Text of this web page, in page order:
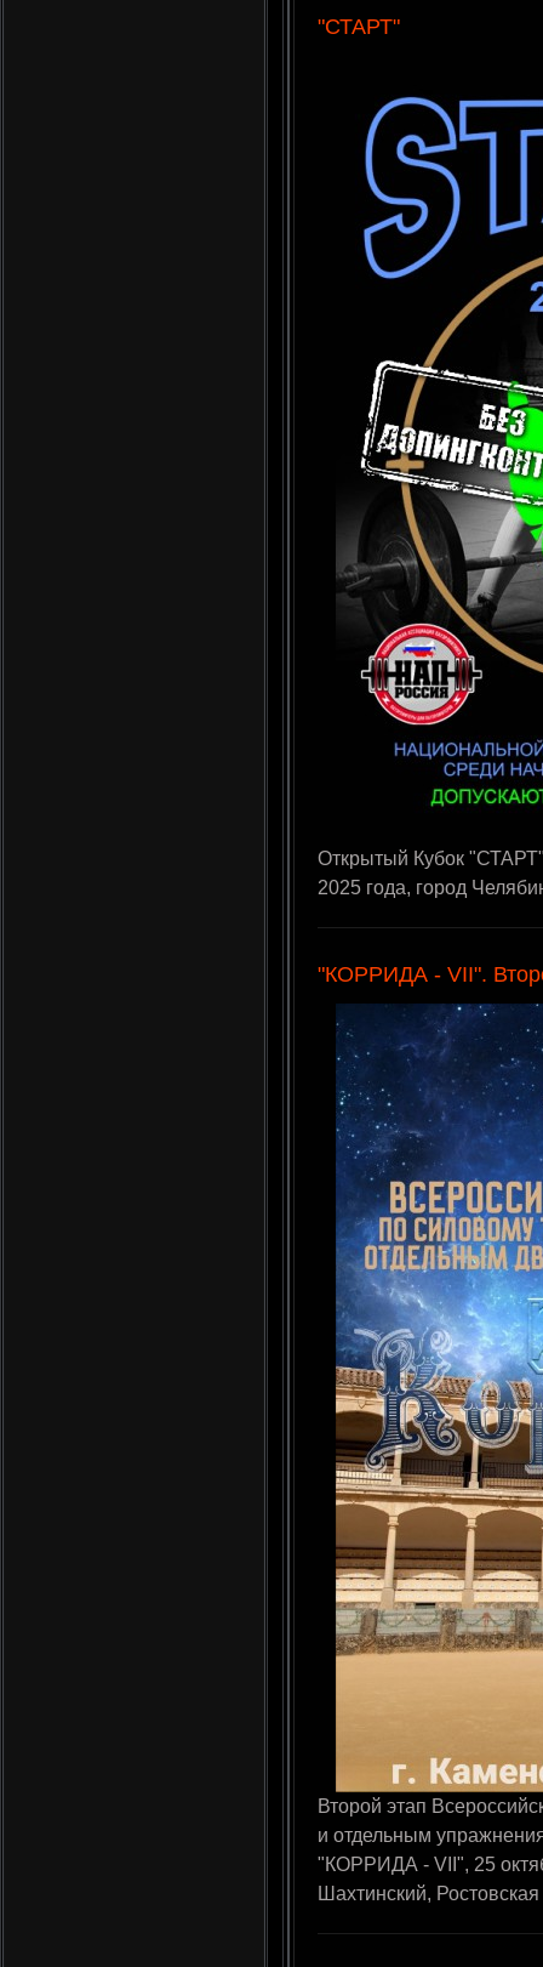
"СТАРТ"
Открытый Кубок
2025 года, город
"КОРРИДА - VII".
Второй этап
и отдельным
"КОРРИДА - VII", 25
Шахтинский, Ростовская